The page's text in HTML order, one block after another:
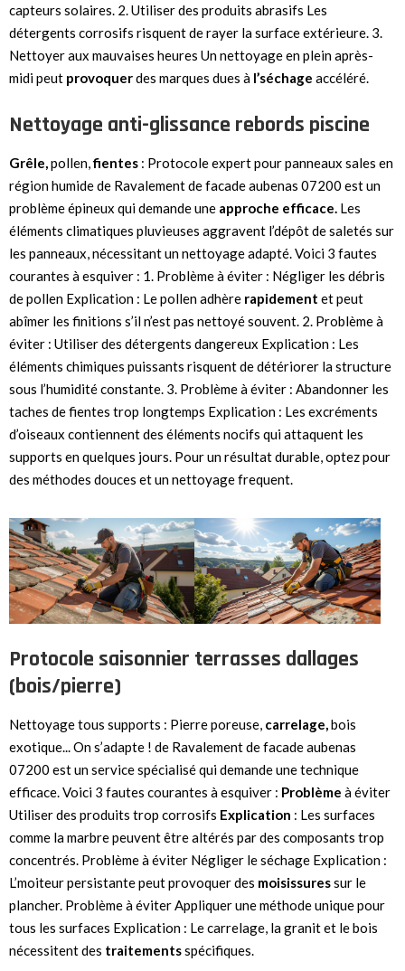
capteurs solaires. 2. Utiliser des produits abrasifs Les
détergents corrosifs risquent de rayer la surface extérieure. 3.
Nettoyer aux mauvaises heures Un nettoyage en plein après-
midi peut provoquerdes marques dues à l’séchage accéléré.
Nettoyage anti-glissance rebords piscine
Grêle,pollen,fientes : Protocole expert pour panneaux sales en
région humide de Ravalement de facade aubenas 07200 est un
problème épineux qui demande une approche efficace. Les
éléments climatiques pluvieuses aggravent l’dépôt de saletés sur
les panneaux, nécessitant un nettoyage adapté. Voici 3 fautes
courantes à esquiver : 1. Problème à éviter : Négliger les débris
de pollen Explication : Le pollen adhère rapidement et peut
abîmer les finitions s’il n’est pas nettoyé souvent. 2. Problème à
éviter : Utiliser des détergents dangereux Explication : Les
éléments chimiques puissants risquent de détériorer la structure
sous l’humidité constante. 3. Problème à éviter : Abandonner les
taches de fientes trop longtemps Explication : Les excréments
d’oiseaux contiennent des éléments nocifs qui attaquent les
supports en quelques jours. Pour un résultat durable, optez pour
des méthodes douces et un nettoyage frequent.
Protocole saisonnier terrasses dallages
(bois/pierre)
Nettoyage tous supports : Pierre poreuse, carrelage,bois
exotique... On s’adapte ! de Ravalement de facade aubenas
07200 est un service spécialisé qui demande une technique
efficace. Voici 3 fautes courantes à esquiver : Problème à éviter
Utiliser des produits trop corrosifs Explication : Les surfaces
comme la marbre peuvent être altérés par des composants trop
concentrés. Problème à éviter Négliger le séchage Explication :
L’moiteur persistante peut provoquer des moisissuressur le
plancher. Problème à éviter Appliquer une méthode unique pour
tous les surfaces Explication : Le carrelage, la granit et le bois
nécessitent des traitementsspécifiques.